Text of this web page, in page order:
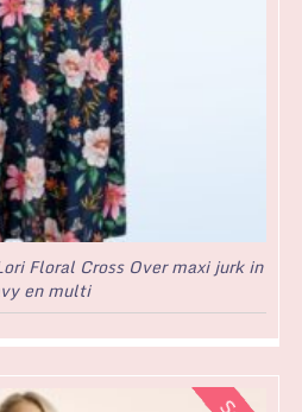
Floral Cross Over maxi jurk in
en multi